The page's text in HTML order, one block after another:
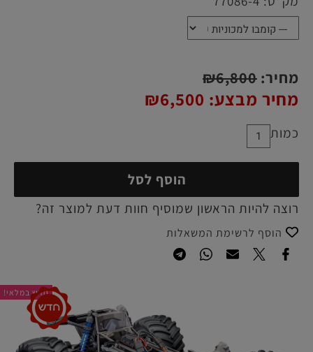
חדש במלאי!
מחיר: ₪6,800
מחיר מבצע: ₪6,500
כמות
הוסף לסל
רוצה להיות הראשון שמוסיף חוות דעת למוצר זה?
הוסף לרשימת המשאלות